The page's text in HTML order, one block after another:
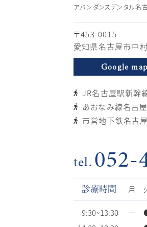
アバンダンスデンタル名
〒453-0015
愛知県名古屋市中
Google map
JR名古屋駅新幹
あおなみ線名古
市営地下鉄名古
052-
診療時間 月
9:30~13:30 ー